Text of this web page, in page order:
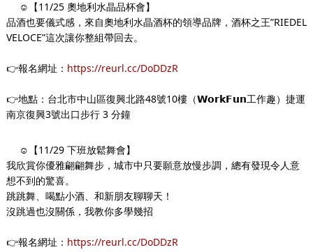
☺【11/25 奧地利水晶品杯會】
品酒也要儀式感，來自奧地利水晶酒杯的領導品牌，酒杯之王”RIEDEL
VELOCE”這次讓你整組帶回去。
👉報名網址： https://reurl.cc/DoDDzR
👉地點：台北市中山區復興北路48號10樓（𝗪𝗼𝗿𝗸𝗙𝘂𝗻工作趣）捷運
南京復興3號出口步行 3 分鐘
☺ 【11/29 下班放鬆舞會】
我欣賞你優雅翩翩舞步，城市中只要願意放慢步調，總有發現令人意
想不到的驚喜。
跳跳舞、喝點小酒、和新朋友聊聊天！
沒跳過也沒關係，我教你多學幾招
👉報名網址： https://reurl.cc/DoDDzR